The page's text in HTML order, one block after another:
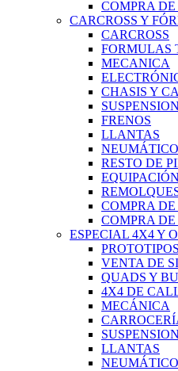
COMPRA DE
CARCROSS Y
CARCROSS
FORMULAS
MECANICA
CHASIS Y
FRENOS
LLANTAS
RESTO DE
COMPRA
COMPRA DE
ESPECIAL 4X4 Y
PROTOTIPOS
VENTA DE
QUADS Y
4X4 DE
MECÁNICA
LLANTAS